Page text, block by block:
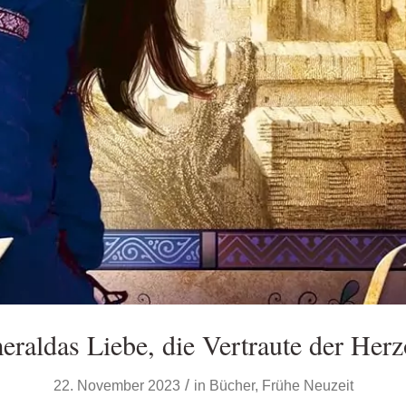
Liebe, die Vertraute der
22. November 2023 / in Bücher, Frühe Neuzeit